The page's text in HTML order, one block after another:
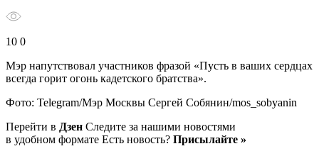
10 0
Мэр напутствовал участников фразой «Пусть в ваших сердцах
всегда горит огонь кадетского братства».
Фото: Telegram/Мэр Москвы Сергей Собянин/mos_sobyanin
Перейти в Дзен Следите за нашими новостями
в удобном формате Есть новость? Присылайте »